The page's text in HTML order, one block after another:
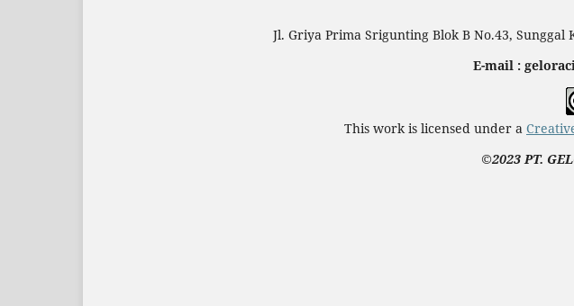
Jl. Griya Prima Srigunting Blok B No.43,
E-mail :
This work is licensed under a
©2023 PT.